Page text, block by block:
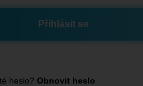
heslo? Obnovit heslo